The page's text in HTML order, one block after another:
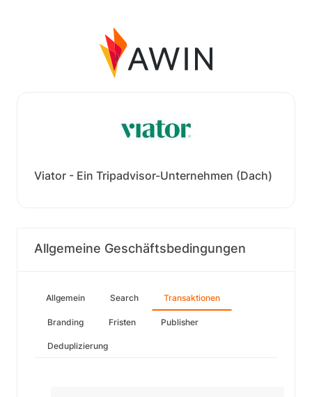
Viator - Ein Tripadvisor-Unternehmen (Dach)
Allgemeine Geschäftsbedingungen
Allgemein Search Transaktionen
Branding Fristen Publisher
Deduplizierung